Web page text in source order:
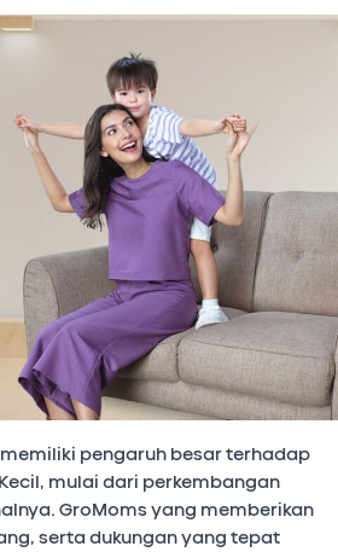
pengaruh besar terhadap
mulai dari perkembangan
GroMoms yang memberikan
serta dukungan yang tepat